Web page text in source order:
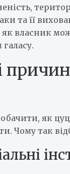
та її
і як власник
галасу.
як
Чому так